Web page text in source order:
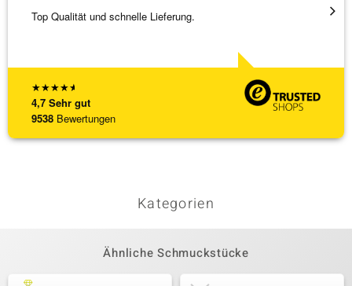
★★★★★
4,7 Sehr gut
9538 Bewertungen
Top Qualität und schnelle Lieferung.
Kategorien
Ähnliche Schmuckstücke